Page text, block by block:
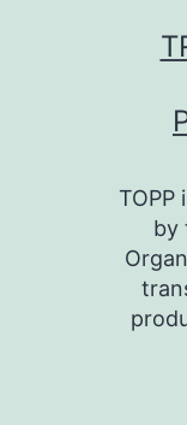
TOPP
by